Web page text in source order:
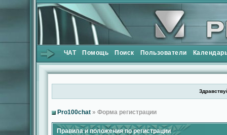
ЧАТ Помощь Поиск Пользователи
Pro100chat » Форма регистрации
Правила и положения по регистрации